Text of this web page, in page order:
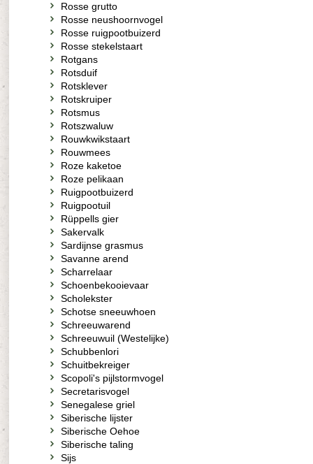
Rosse grutto
Rosse neushoornvogel
Rosse ruigpootbuizerd
Rosse stekelstaart
Rotgans
Rotsduif
Rotsklever
Rotskruiper
Rotsmus
Rotszwaluw
Rouwkwikstaart
Rouwmees
Roze kaketoe
Roze pelikaan
Ruigpootbuizerd
Ruigpootuil
Rüppells gier
Sakervalk
Sardijnse grasmus
Savanne arend
Scharrelaar
Schoenbekooievaar
Scholekster
Schotse sneeuwhoen
Schreeuwarend
Schreeuwuil (Westelijke)
Schubbenlori
Schuitbekreiger
Scopoli's pijlstormvogel
Secretarisvogel
Senegalese griel
Siberische lijster
Siberische Oehoe
Siberische taling
Sijs